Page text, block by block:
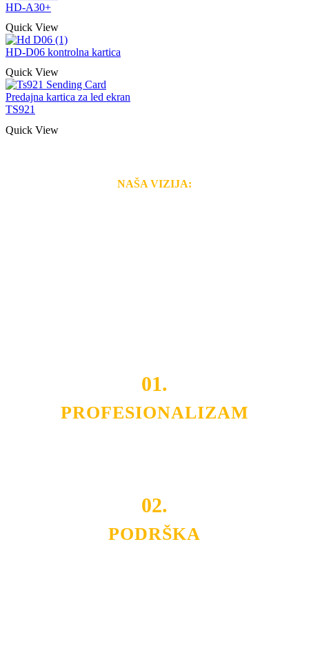
HD-A30+
Quick View
HD-D06 kontrolna kartica
Quick View
Predajna kartica za led ekran
TS921
Quick View
NAŠA VIZIJA:
01.
PROFESIONALIZAM
02.
PODRŠKA